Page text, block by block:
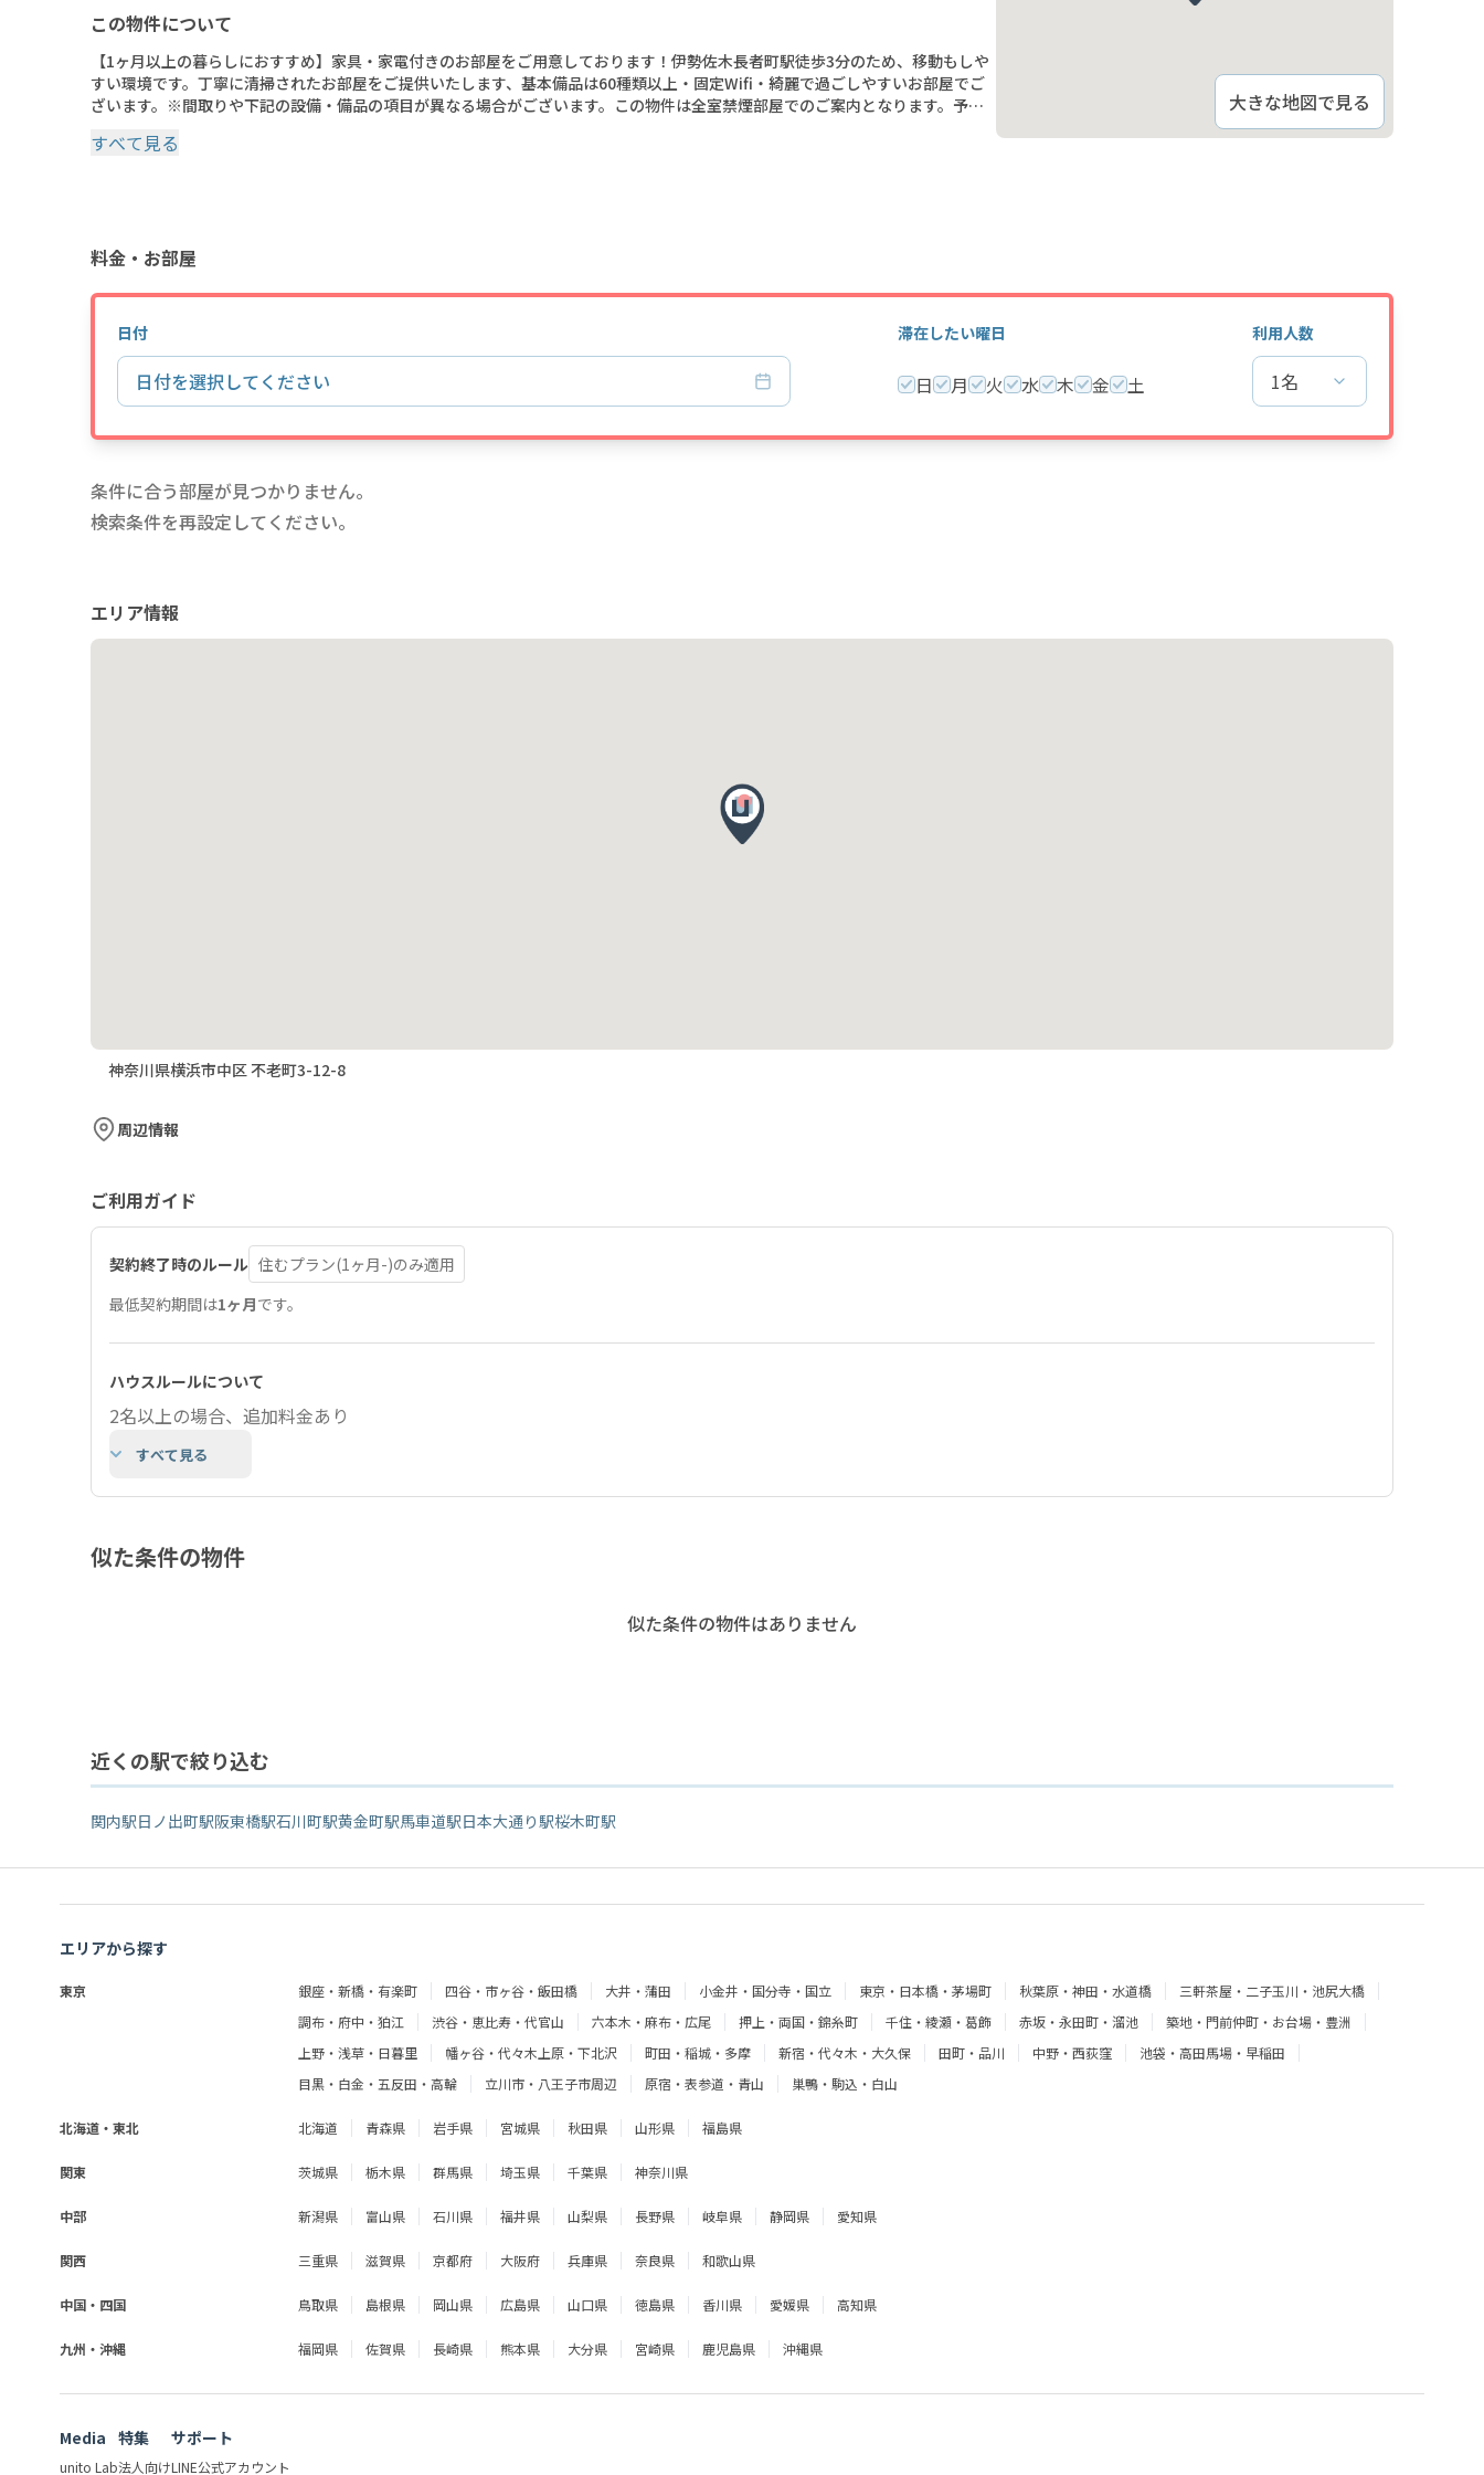
この物件について
【1ヶ月以上の暮らしにおすすめ】家具・家電付きのお部屋をご用意しております！伊勢佐木長者町駅徒歩3分のため、移動もしや
すい環境です。丁寧に清掃されたお部屋をご提供いたします、基本備品は60種類以上・固定Wifi・綺麗で過ごしやすいお部屋でご
ざいます。※間取りや下記の設備・備品の項目が異なる場合がございます。この物件は全室禁煙部屋でのご案内となります。予め
すべて見る
大きな地図で見る
料金・お部屋
日付
日付を選択してください
滞在したい曜日
日 月 火 水 木 金 土
利用人数
1名
条件に合う部屋が見つかりません。
検索条件を再設定してください。
エリア情報
神奈川県横浜市中区 不老町3-12-8
周辺情報
ご利用ガイド
契約終了時のルール 住むプラン(1ヶ月-)のみ適用
最低契約期間は1ヶ月です。
ハウスルールについて
2名以上の場合、追加料金あり
すべて見る
似た条件の物件
似た条件の物件はありません
近くの駅で絞り込む
関内駅日ノ出町駅阪東橋駅石川町駅黄金町駅馬車道駅日本大通り駅桜木町駅
エリアから探す
東京 銀座・新橋・有楽町 四谷・市ヶ谷・飯田橋 大井・蒲田 小金井・国分寺・国立 東京・日本橋・茅場町 秋葉原・神田・水道橋
三軒茶屋・二子玉川・池尻大橋
調布・府中・狛江
渋谷・恵比寿・代官山 六本木・麻布・広尾 押上・両国・錦糸町 千住・綾瀬・葛飾 赤坂・永田町・溜池
築地・門前仲町・お台場・豊洲
上野・浅草・日暮里
幡ヶ谷・代々木上原・下北沢 町田・稲城・多摩 新宿・代々木・大久保 田町・品川 中野・西荻窪
池袋・高田馬場・早稲田
目黒・白金・五反田・高輪
立川市・八王子市周辺 原宿・表参道・青山 巣鴨・駒込・白山
北海道・東北 北海道 青森県 岩手県 宮城県 秋田県 山形県 福島県
関東 茨城県 栃木県 群馬県 埼玉県 千葉県 神奈川県
中部 新潟県 富山県 石川県 福井県 山梨県 長野県 岐阜県 静岡県 愛知県
関西 三重県 滋賀県 京都府 大阪府 兵庫県 奈良県 和歌山県
中国・四国 鳥取県 島根県 岡山県 広島県 山口県 徳島県 香川県 愛媛県 高知県
九州・沖縄 福岡県 佐賀県 長崎県 熊本県 大分県 宮崎県 鹿児島県 沖縄県
Media
unito Lab
特集
法人向け
サポート
LINE公式アカウント